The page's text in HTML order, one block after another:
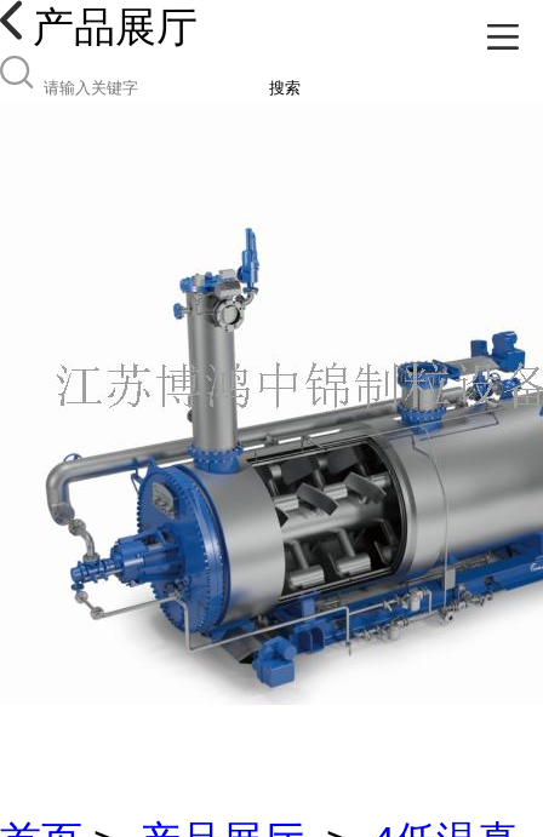
产品展厅
搜索